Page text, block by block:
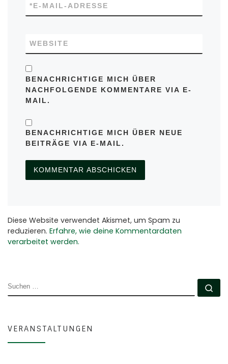
E-MAIL-ADRESSE
*
WEBSITE
BENACHRICHTIGE MICH ÜBER
NACHFOLGENDE KOMMENTARE VIA E-
MAIL.
BENACHRICHTIGE MICH ÜBER NEUE
BEITRÄGE VIA E-MAIL.
Diese Website verwendet Akismet, um Spam zu
reduzieren. Erfahre, wie deine Kommentardaten
verarbeitet werden.
SUCHE
VERANSTALTUNGEN